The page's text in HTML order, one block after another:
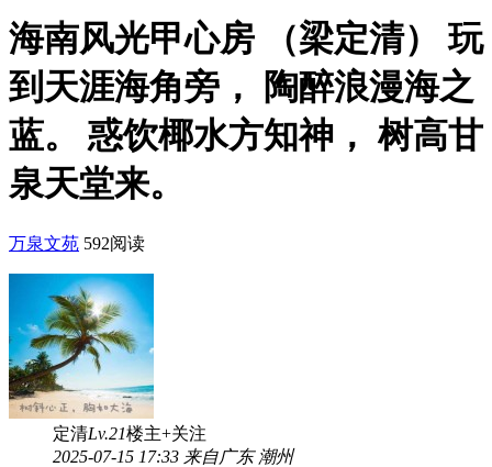
海南风光甲心房 （梁定清） 玩
到天涯海角旁， 陶醉浪漫海之
蓝。 惑饮椰水方知神， 树高甘
泉天堂来。
万泉文苑 592阅读
定清Lv.21楼主+关注
2025-07-15 17:33 来自广东 潮州